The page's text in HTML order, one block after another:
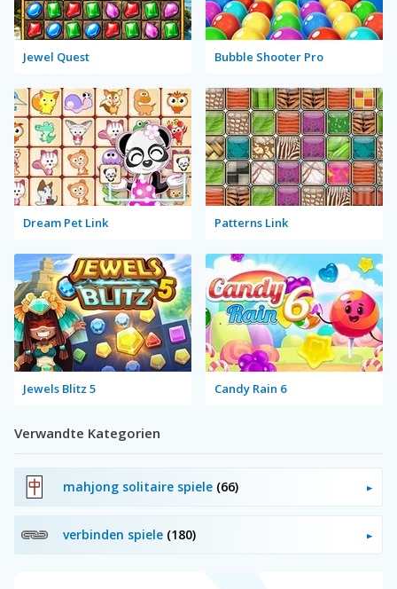
Jewel Quest Bubble Shooter Pro
Dream Pet Link Patterns Link
Jewels Blitz 5 Candy Rain 6
Verwandte Kategorien
mahjong solitaire spiele (66)
verbinden spiele (180)